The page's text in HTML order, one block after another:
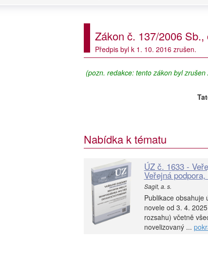
Zákon č. 137/2006
Předpis byl k 1. 10. 2016 zrušen.
(pozn. redakce: tento zákon byl zrušen
Nabídka k tématu
ÚZ č. 1633 -
Veřejná
Sagit, a. s.
Publikace obsahuje
novele od 3. 4.
rozsahu) včetně
novelizovaný ...